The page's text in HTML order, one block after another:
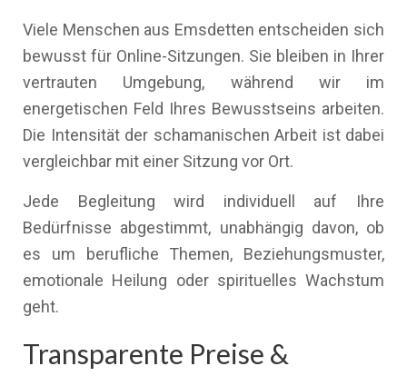
Viele Menschen aus Emsdetten entscheiden sich
bewusst für Online-Sitzungen. Sie bleiben in Ihrer
vertrauten Umgebung, während wir im
energetischen Feld Ihres Bewusstseins arbeiten.
Die Intensität der schamanischen Arbeit ist dabei
vergleichbar mit einer Sitzung vor Ort.
Jede Begleitung wird individuell auf Ihre
Bedürfnisse abgestimmt, unabhängig davon, ob
es um berufliche Themen, Beziehungsmuster,
emotionale Heilung oder spirituelles Wachstum
geht.
Transparente Preise &